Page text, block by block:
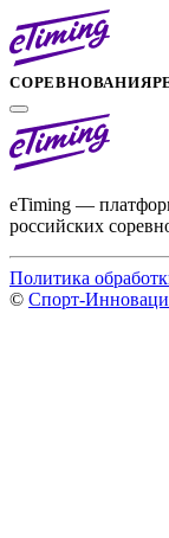
СОРЕВНОВАНИЯ
eTiming —
российских
Политика
© Спорт-